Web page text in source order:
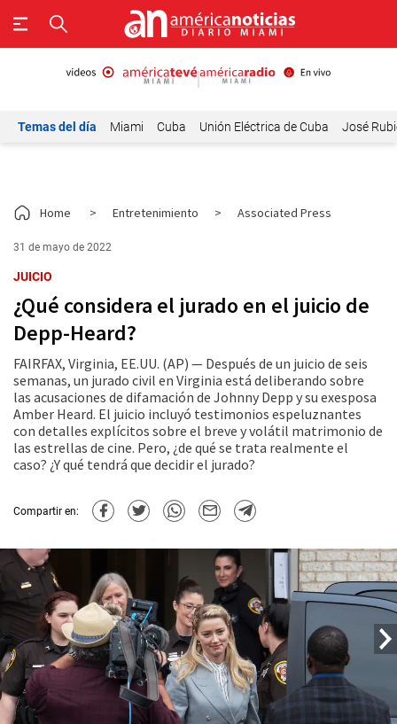
Temas del día Miami Cuba Unión Eléctrica de Cuba José
Home > Entretenimiento > Associated Press
31 de mayo de 2022
JUICIO
¿Qué considera el jurado en el juicio de
Depp-Heard?
FAIRFAX, Virginia, EE.UU. (AP) — Después de un juicio de seis
semanas, un jurado civil en Virginia está deliberando sobre
las acusaciones de difamación de Johnny Depp y su exesposa
Amber Heard. El juicio incluyó testimonios espeluznantes
con detalles explícitos sobre el breve y volátil matrimonio de
las estrellas de cine. Pero, ¿de qué se trata realmente el
caso? ¿Y qué tendrá que decidir el jurado?
Compartir en: